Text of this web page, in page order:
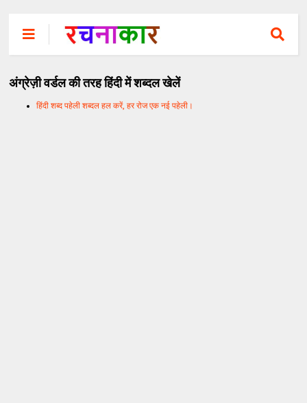
अंग्रेज़ी वर्डल की तरह हिंदी में शब्दल खेलें
हिंदी शब्द पहेली शब्दल हल करें, हर रोज एक नई पहेली।